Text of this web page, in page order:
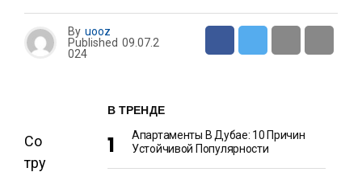
By uooz
Published 09.07.2
024
Со
тру
В ТРЕНДЕ
Апартаменты В Дубае: 10 Причин
Устойчивой Популярности